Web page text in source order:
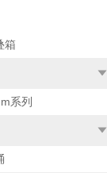
箱
系列